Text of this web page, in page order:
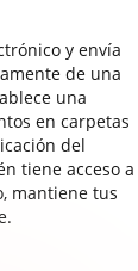
y envía
de una
una
en carpetas
del
tiene acceso a
mantiene tus